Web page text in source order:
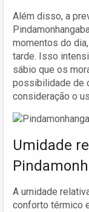
Além disso, a
momentos do
tarde. Isso
sábio que os
possibilidade de
consideração o
Umidade
A umidade
conforto térmico